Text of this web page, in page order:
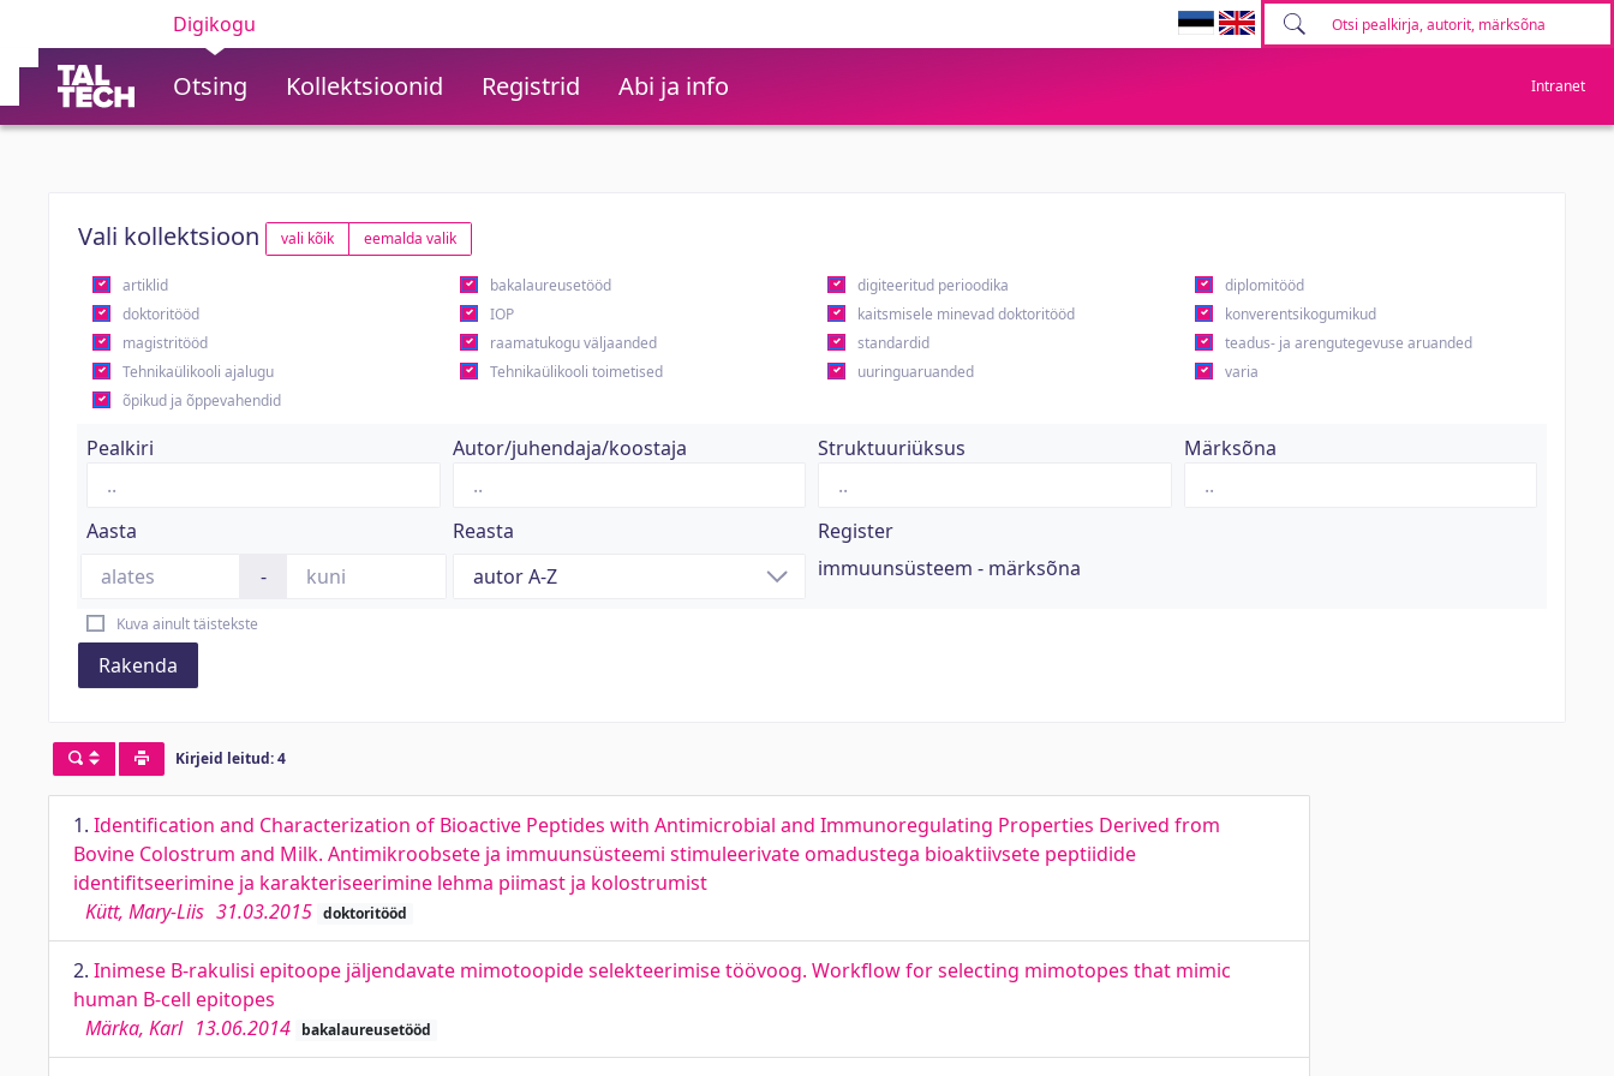
Digikogu
Otsing Kollektsioonid Registrid Abi ja info Intranet
Vali kollektsioon vali kõik eemalda valik
artiklid bakalaureusetööd digiteeritud perioodika
diplomitööd
doktoritööd
IOP kaitsmisele minevad doktoritööd
konverentsikogumikud
magistritööd
raamatukogu väljaanded standardid
teadus- ja arengutegevuse aruanded
Tehnikaülikooli ajalugu
Tehnikaülikooli toimetised uuringuaruanded
varia
õpikud ja õppevahendid
Pealkiri Autor/juhendaja/koostaja Struktuuriüksus Märksõna
Aasta
-
Reasta
Register
immuunsüsteem - märksõna
Kuva ainult täistekste
Rakenda
Kirjeid leitud: 4
1. Identification and Characterization of Bioactive Peptides with Antimicrobial and Immunoregulating Properties Derived from
Bovine Colostrum and Milk. Antimikroobsete ja immuunsüsteemi stimuleerivate omadustega bioaktiivsete peptiidide
identifitseerimine ja karakteriseerimine lehma piimast ja kolostrumist
Kütt, Mary-Liis 31.03.2015 doktoritööd
2. Inimese B-rakulisi epitoope jäljendavate mimotoopide selekteerimise töövoog. Workflow for selecting mimotopes that mimic
human B-cell epitopes
Märka, Karl 13.06.2014 bakalaureusetööd